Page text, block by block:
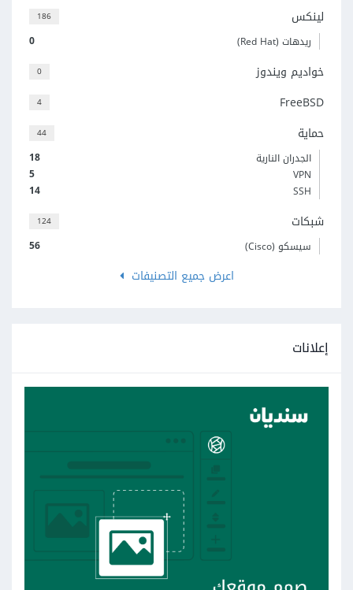
186 لينكس
0 ريدهات (Red Hat)
0 خواديم ويندوز
4 FreeBSD
44 حماية
18
الجدران النارية
5
VPN
14
SSH
124 شبكات
56 سيسكو (Cisco)
اعرض جميع التصنيفات
إعلانات